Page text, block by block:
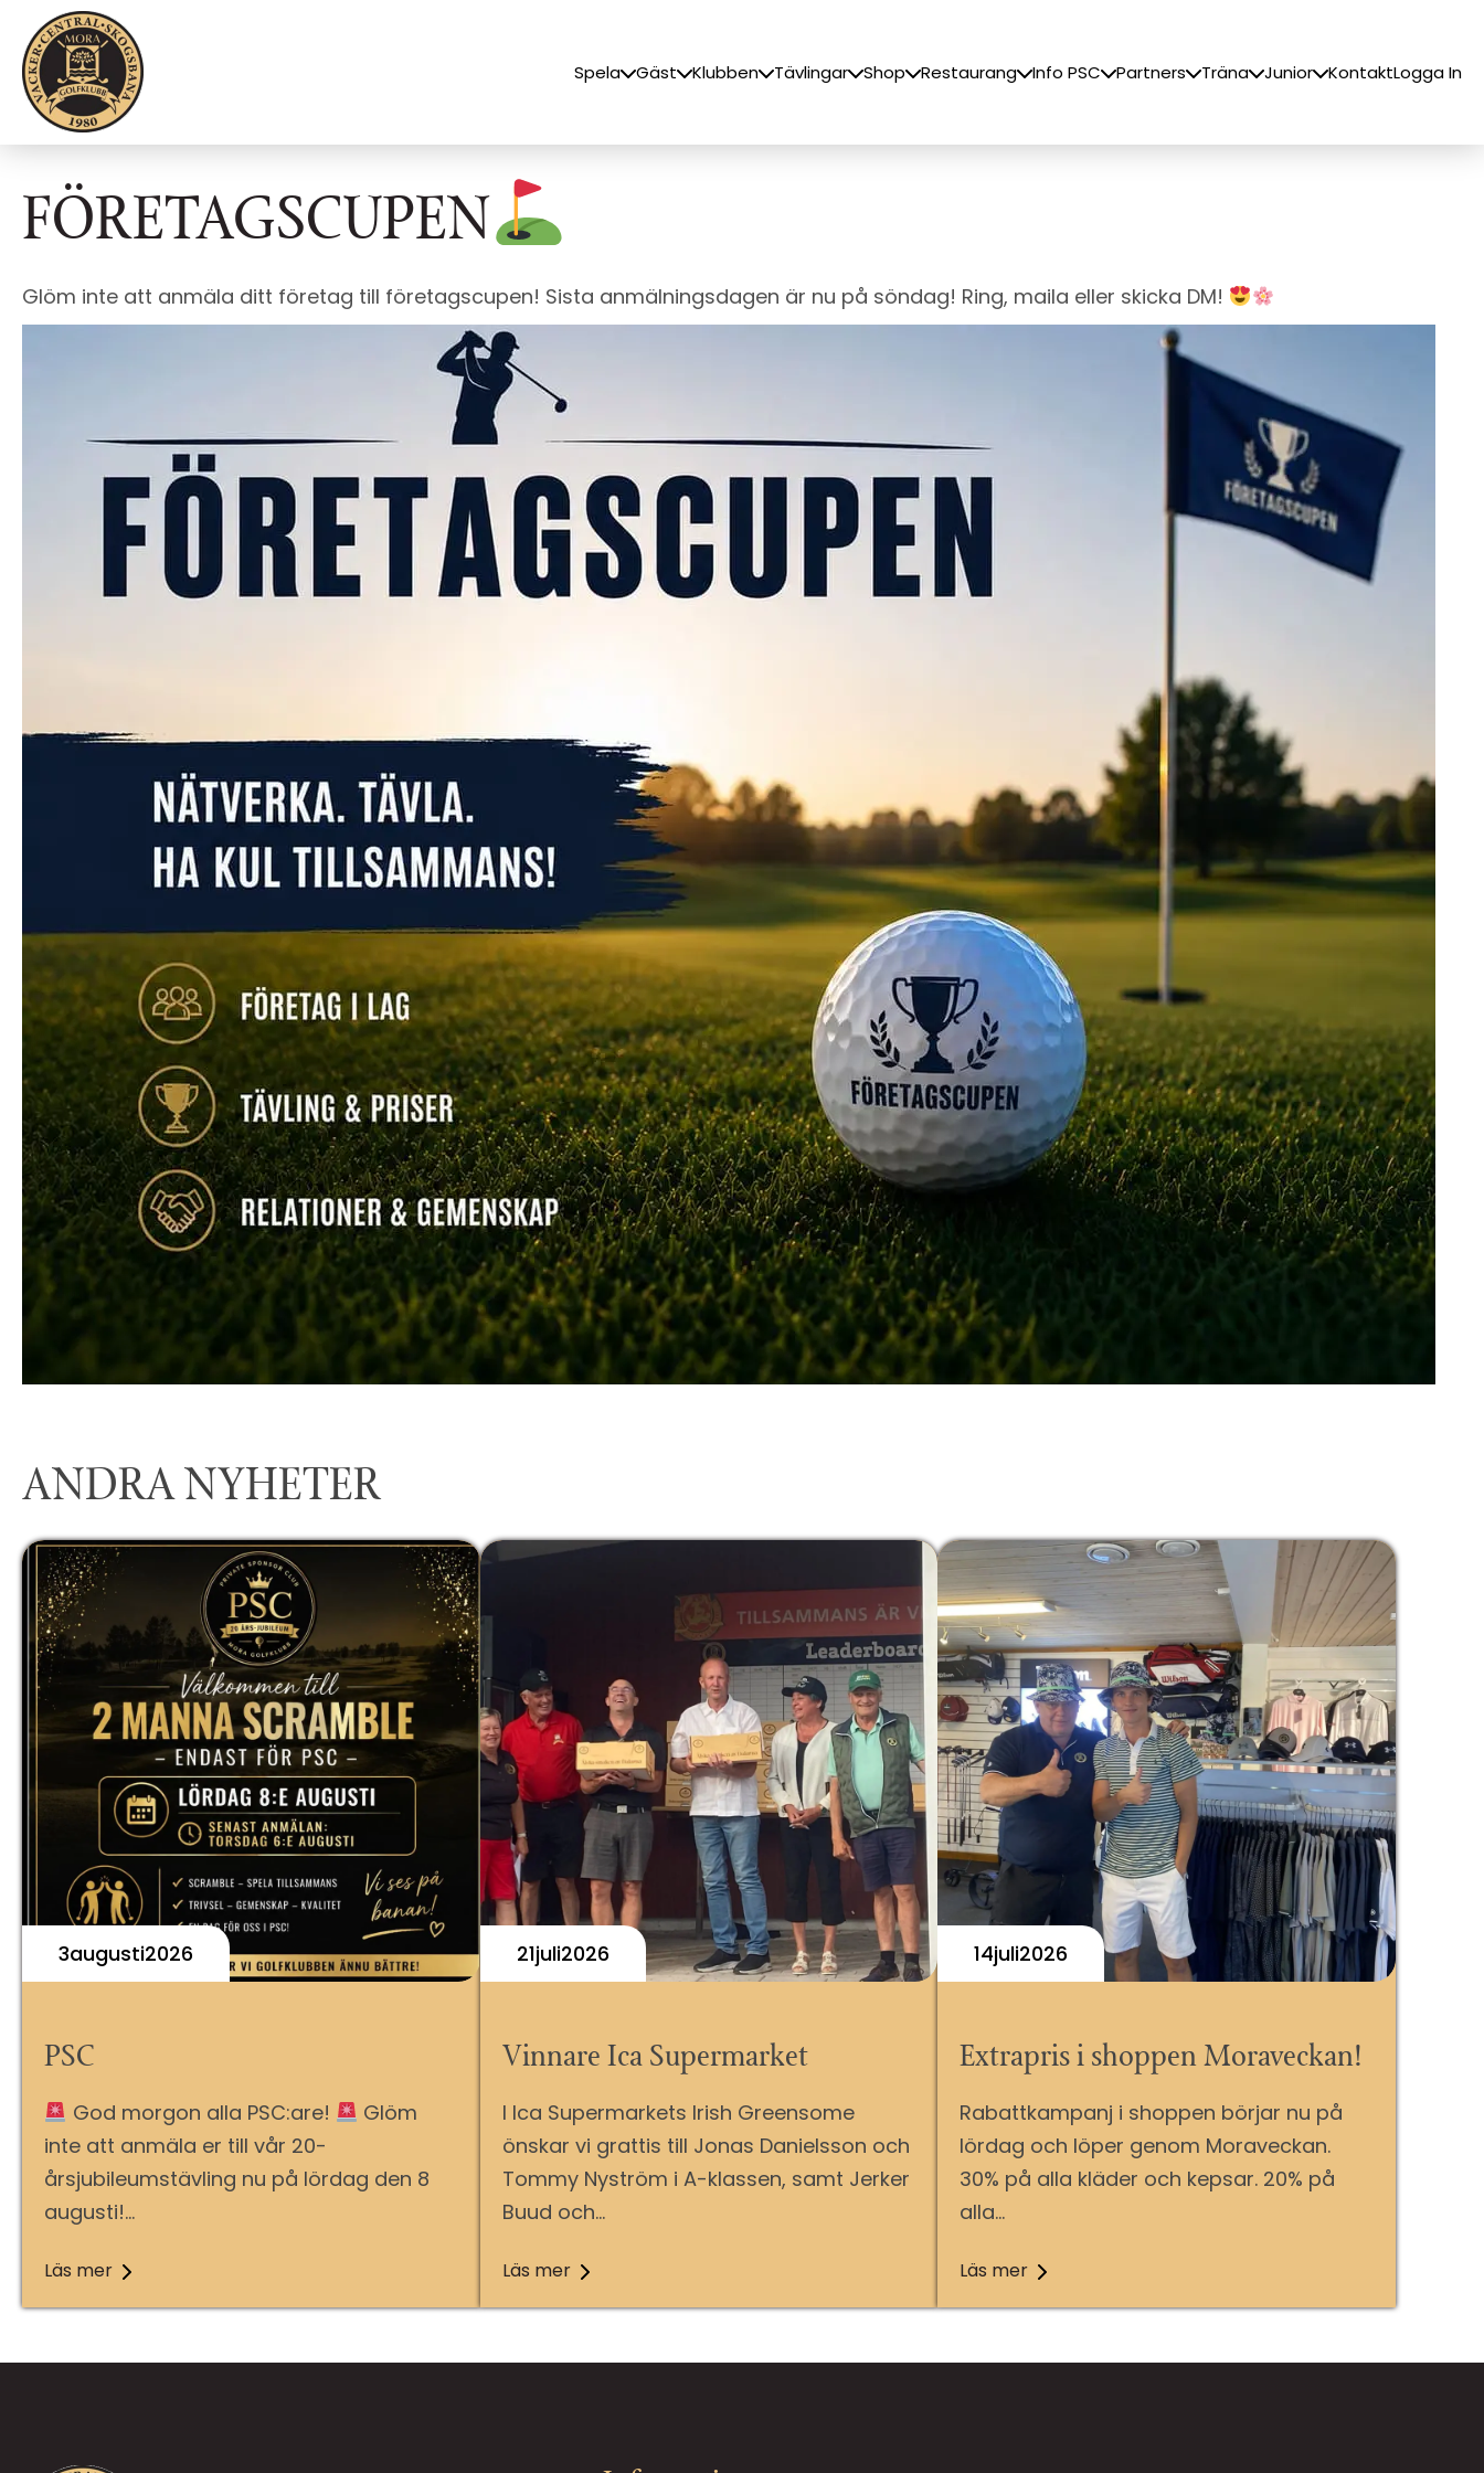
Spela Gäst Klubben Tävlingar Shop Restaurang Info PSC Partners Träna Junior KontaktLogga In
FÖRETAGSCUPEN
Glöm inte att anmäla ditt företag till företagscupen! Sista anmälningsdagen är nu på söndag! Ring, maila eller skicka DM!
ANDRA NYHETER
3Augusti2026
PSC
God morgon alla PSC:are!
Glöm
inte att anmäla er till vår 20-
årsjubileumstävling nu på lördag den 8
augusti!…
Läs mer
21Juli2026
Vinnare Ica Supermarket
I Ica Supermarkets Irish Greensome
önskar vi grattis till Jonas Danielsson och
Tommy Nyström i A-klassen, samt Jerker
Buud och…
Läs mer
14Juli2026
Extrapris i shoppen Moraveckan!
Rabattkampanj i shoppen börjar nu på
lördag och löper genom Moraveckan.
30% på alla kläder och kepsar. 20% på
alla…
Läs mer